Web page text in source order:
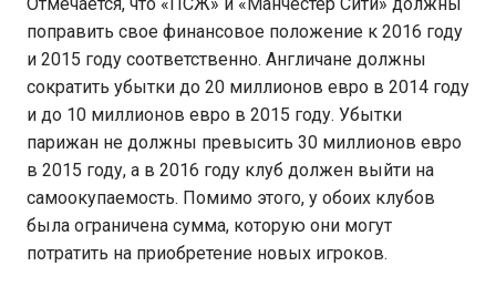
поправить свое финансовое положение к 2016 году
и 2015 году соответственно. Англичане должны
сократить убытки до 20 миллионов евро в 2014 году
и до 10 миллионов евро в 2015 году. Убытки
парижан не должны превысить 30 миллионов евро
в 2015 году, а в 2016 году клуб должен выйти на
самоокупаемость. Помимо этого, у обоих клубов
была ограничена сумма, которую они могут
потратить на приобретение новых игроков.